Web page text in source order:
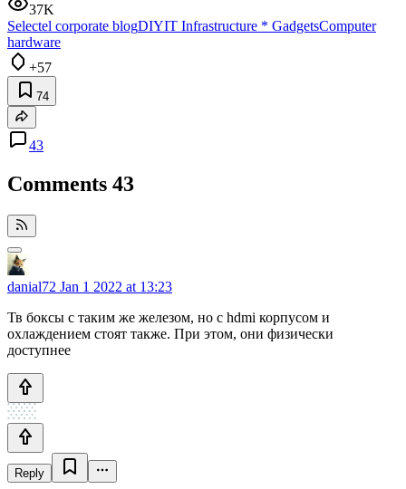
37K
Selectel corporate blogDIYIT Infrastructure * GadgetsComputer
hardware
+57
74
43
Comments 43
danial72 Jan 1 2022 at 13:23
Тв боксы с таким же железом, но с hdmi корпусом и
охлаждением стоят также. При этом, они физически
доступнее
Reply